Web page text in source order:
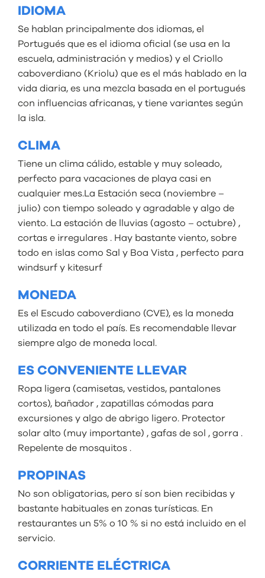
IDIOMA
Se hablan principalmente dos idiomas, el
Portugués que es el idioma oficial (se usa en la
escuela, administración y medios) y el Criollo
caboverdiano (Kriolu) que es el más hablado en la
vida diaria, es una mezcla basada en el portugués
con influencias africanas, y tiene variantes según
la isla.
CLIMA
Tiene un clima cálido, estable y muy soleado,
perfecto para vacaciones de playa casi en
cualquier mes.La Estación seca (noviembre –
julio) con tiempo soleado y agradable y algo de
viento. La estación de lluvias (agosto – octubre) ,
cortas e irregulares . Hay bastante viento, sobre
todo en islas como Sal y Boa Vista , perfecto para
windsurf y kitesurf
MONEDA
Es el Escudo caboverdiano (CVE), es la moneda
utilizada en todo el país. Es recomendable llevar
siempre algo de moneda local.
ES CONVENIENTE LLEVAR
Ropa ligera (camisetas, vestidos, pantalones
cortos), bañador , zapatillas cómodas para
excursiones y algo de abrigo ligero. Protector
solar alto (muy importante) , gafas de sol , gorra .
Repelente de mosquitos .
PROPINAS
No son obligatorias, pero sí son bien recibidas y
bastante habituales en zonas turísticas. En
restaurantes un 5% o 10 % si no está incluido en el
servicio.
CORRIENTE ELÉCTRICA